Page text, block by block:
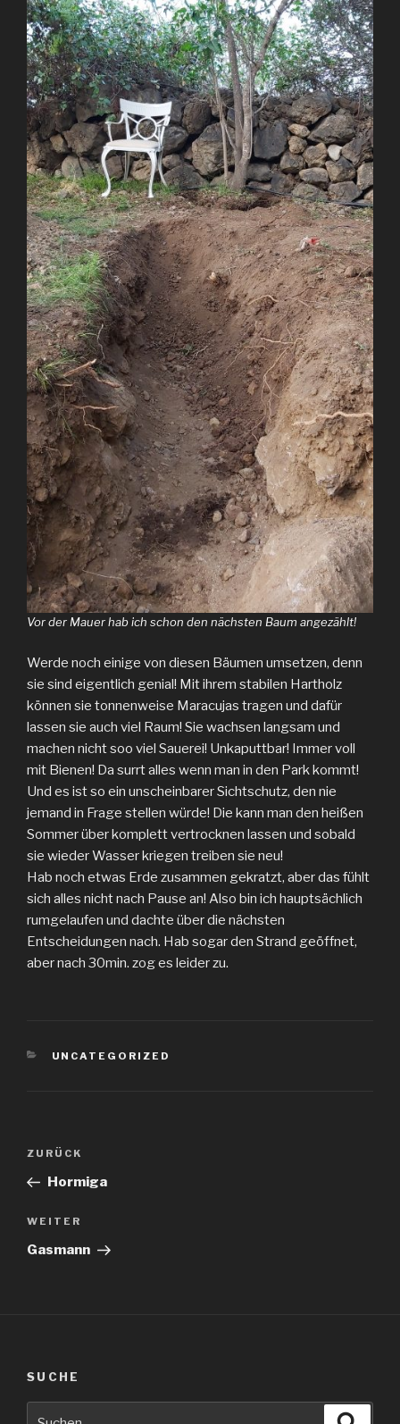
Vor der Mauer hab ich schon den nächsten Baum angezählt!
Werde noch einige von diesen Bäumen umsetzen, denn
sie sind eigentlich genial! Mit ihrem stabilen Hartholz
können sie tonnenweise Maracujas tragen und dafür
lassen sie auch viel Raum! Sie wachsen langsam und
machen nicht soo viel Sauerei! Unkaputtbar! Immer voll
mit Bienen! Da surrt alles wenn man in den Park kommt!
Und es ist so ein unscheinbarer Sichtschutz, den nie
jemand in Frage stellen würde! Die kann man den heißen
Sommer über komplett vertrocknen lassen und sobald
sie wieder Wasser kriegen treiben sie neu!
Hab noch etwas Erde zusammen gekratzt, aber das fühlt
sich alles nicht nach Pause an! Also bin ich hauptsächlich
rumgelaufen und dachte über die nächsten
Entscheidungen nach. Hab sogar den Strand geöffnet,
aber nach 30min. zog es leider zu.
KATEGORIEN
UNCATEGORIZED
Beitragsnavigation
Vorheriger
Beitrag
ZURÜCK
Hormiga
Nächster
Beitrag
WEITER
Gasmann
SUCHE